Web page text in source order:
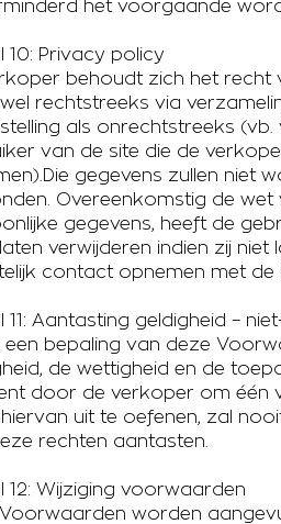
het voorgaande
10: Privacy policy
behoudt zich het
rechtstreeks via
als onrechtstreeks
van de site die de
gegevens zullen niet
Overeenkomstig de
gegevens, heeft de
verwijderen indien zij
contact opnemen met de
11: Aantasting geldigheid –
een bepaling van deze
de wettigheid en de
door de verkoper om één
uit te oefenen, zal
rechten aantasten.
12: Wijziging voorwaarden
Voorwaarden worden